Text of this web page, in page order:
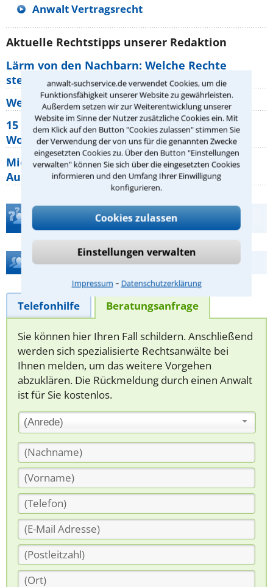
anwalt-suchservice.de verwendet Cookies, um die
Funktionsfähigkeit unserer Website zu gewährleisten.
Außerdem setzen wir zur Weiterentwicklung unserer
Website im Sinne der Nutzer zusätzliche Cookies ein. Mit
dem Klick auf den Button "Cookies zulassen" stimmen Sie
der Verwendung der von uns für die genannten Zwecke
eingesetzten Cookies zu. Über den Button "Einstellungen
verwalten" können Sie sich über die eingesetzten Cookies
informieren und den Umfang Ihrer Einwilligung
konfigurieren.
Cookies zulassen
Einstellungen verwalten
Impressum ⁃ Datenschutzerklärung
Anwalt Vertragsrecht
Aktuelle Rechtstipps unserer Redaktion
Lärm von den Nachbarn: Welche Rechte
stehen mir zu?
Wer muss Zweitwohnungssteuer zahlen?
15 elementare Rechte, die jeder
Wohnungseigentümer kennen sollte
Mietpreisbremse 2026: Alle Regeln,
Ausnahmen und Rechte für Mieter
Teste Dein Rechtswissen
Hilfe bei Ihrer Anwaltsuche?
Telefonhilfe Beratungsanfrage
Sie können hier Ihren Fall schildern. Anschließend
werden sich spezialisierte Rechtsanwälte bei
Ihnen melden, um das weitere Vorgehen
abzuklären. Die Rückmeldung durch einen Anwalt
ist für Sie kostenlos.
(Anrede)